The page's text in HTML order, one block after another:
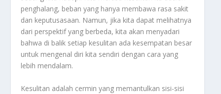
penghalang, beban yang hanya membawa rasa sakit
dan keputusasaan. Namun, jika kita dapat melihatnya
dari perspektif yang berbeda, kita akan menyadari
bahwa di balik setiap kesulitan ada kesempatan besar
untuk mengenal diri kita sendiri dengan cara yang
lebih mendalam.
Kesulitan adalah cermin yang memantulkan sisi-sisi